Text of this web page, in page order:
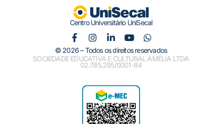
Centro Universitário UniSecal
© 2026 – Todos os direitos reservados
SOCIEDADE EDUCATIVA E CULTURAL AMÉLIA LTDA
02.785.295/0001-84